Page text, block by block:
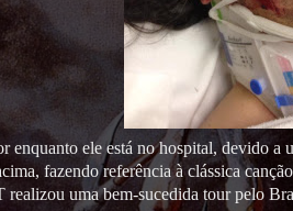
enquanto ele está no hospital, devido
fazendo referência à clássica
uma bem-sucedida tour pelo